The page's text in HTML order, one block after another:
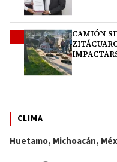
CAMIÓN
CLIMA
Huetamo, Michoacán,